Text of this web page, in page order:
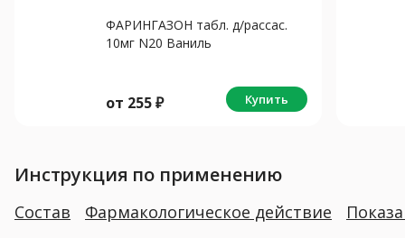
ФАРИНГАЗОН табл. д/рассас.
10мг N20 Ваниль
от 255₽ Купить
Инструкция по применению
Состав Фармакологическое действие